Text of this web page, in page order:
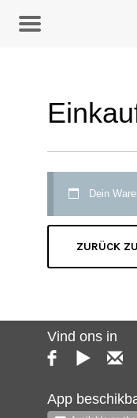
Dein
ZURÜCK
Vind ons in
App